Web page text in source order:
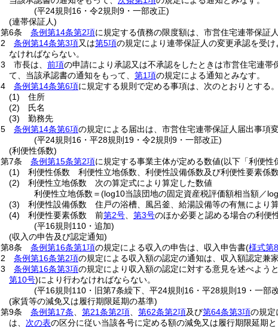
(平24規則16・令2規則9・一部改正)
(連帯保証人)
第6条
条例第14条第2項に規定する債務の限度額は、市営住宅連帯保証
2
条例第14条第3項又は第5項の規定により連帯保証人の変更承認を受
なければならない。
3
市長は、 前項の申請により承認又は不承認をしたときは市営住宅連帯
て、当該承認書の通知をもって、 第1項の規定による通知とみなす。
4
条例第14条第6項に規定する規則で定める事項は、次のとおりとする。
(1)
住所
(2)
氏名
(3)
勤務先
5
条例第14条第6項の規定による届出は、市営住宅連帯保証人届出事項
(平24規則16・平28規則19・令2規則9・一部改正)
(利便性係数)
第7条
条例第15条第2項に規定する事業主体が定める数値(以下「利便性
(1)
利便性係数 利便性立地係数、利便性設備係数及び利便性要素係
(2)
利便性立地係数 次の算定式により算定した数値
利便性立地係数＝(log10当該団地の固定資産税評価額相当額／
(3)
利便性設備係数 住戸の浴槽、風呂釜、給湯設備等の有無により
(4)
利便性要素係数 前第2号 第3号のほか必要と認める場合の利便
(平16規則110・追加)
(収入の申告及び認定通知)
第8条
条例第16条第1項の規定による収入の申告は、収入申告書(様式第
2
条例第16条第2項の規定による収入額の認定の通知は、収入額認定兼
3
条例第16条第3項の規定により収入額の認定に対する意見を述べよう
第10号)により行わなければならない。
(平16規則110・旧第7条繰下、平24規則16・平28規則19・一部
(家賃等の減免又は履行期限延期の基準)
第9条
条例第17条 第21条第2項 第62条第2項及び第64条第3項の規定
は、 次の表の区分に従い当該各号に定める額の減免又は履行期限延期